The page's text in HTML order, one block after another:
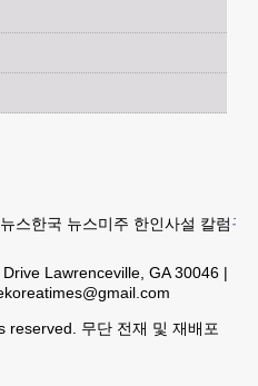
스한국 뉴스미주 한인사설 칼럼구
Lawrenceville, GA 30046 |
무단 전재 및 재배포